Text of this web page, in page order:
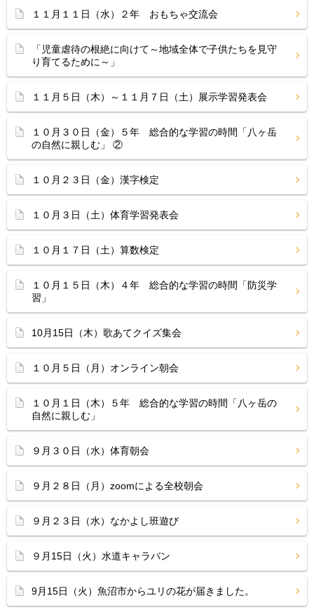
１１月１１日（水）２年 おもちゃ交流会
「児童虐待の根絶に向けて～地域全体で子供たちを見守
り育てるために～」
１１月５日（木）～１１月７日（土）展示学習発表会
１０月３０日（金）５年 総合的な学習の時間「八ヶ岳
の自然に親しむ」 ②
１０月２３日（金）漢字検定
１０月３日（土）体育学習発表会
１０月１７日（土）算数検定
１０月１５日（木）４年 総合的な学習の時間「防災学
習」
10月15日（木）歌あてクイズ集会
１０月５日（月）オンライン朝会
１０月１日（木）５年 総合的な学習の時間「八ヶ岳の
自然に親しむ」
９月３０日（水）体育朝会
９月２８日（月）zoomによる全校朝会
９月２３日（水）なかよし班遊び
９月15日（火）水道キャラバン
9月15日（火）魚沼市からユリの花が届きました。